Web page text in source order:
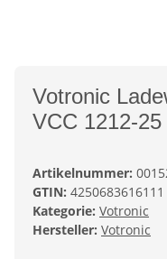
Votronic
VCC 1212-
Artikelnummer:
GTIN: 4250683616111
Kategorie: Votronic
Hersteller: Votronic